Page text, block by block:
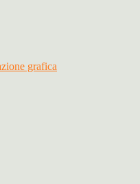
grafica